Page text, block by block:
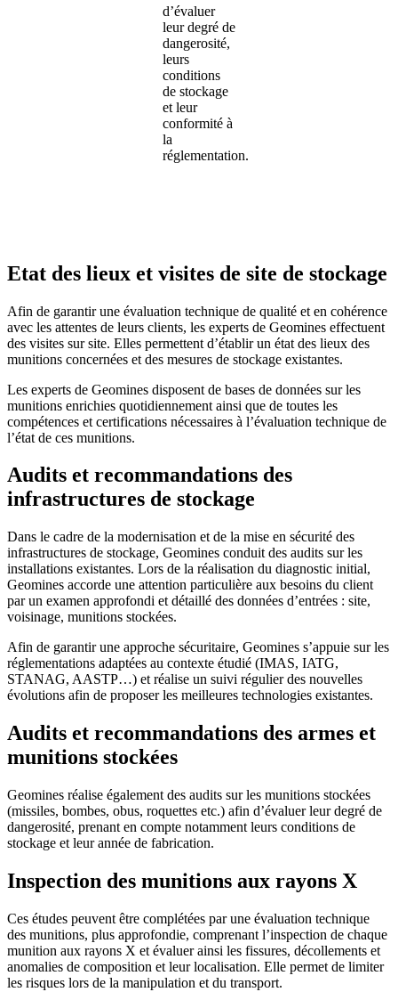
d’évaluer
leur degré de
dangerosité,
leurs
conditions
de stockage
et leur
conformité à
la
réglementation.
Etat des lieux et visites de site de stockage
Afin de garantir une évaluation technique de qualité et en cohérence
avec les attentes de leurs clients, les experts de Geomines effectuent
des visites sur site. Elles permettent d’établir un état des lieux des
munitions concernées et des mesures de stockage existantes.
Les experts de Geomines disposent de bases de données sur les
munitions enrichies quotidiennement ainsi que de toutes les
compétences et certifications nécessaires à l’évaluation technique de
l’état de ces munitions.
Audits et recommandations des
infrastructures de stockage
Dans le cadre de la modernisation et de la mise en sécurité des
infrastructures de stockage, Geomines conduit des audits sur les
installations existantes. Lors de la réalisation du diagnostic initial,
Geomines accorde une attention particulière aux besoins du client
par un examen approfondi et détaillé des données d’entrées : site,
voisinage, munitions stockées.
Afin de garantir une approche sécuritaire, Geomines s’appuie sur les
réglementations adaptées au contexte étudié (IMAS, IATG,
STANAG, AASTP…) et réalise un suivi régulier des nouvelles
évolutions afin de proposer les meilleures technologies existantes.
Audits et recommandations des armes et
munitions stockées
Geomines réalise également des audits sur les munitions stockées
(missiles, bombes, obus, roquettes etc.) afin d’évaluer leur degré de
dangerosité, prenant en compte notamment leurs conditions de
stockage et leur année de fabrication.
Inspection des munitions aux rayons X
Ces études peuvent être complétées par une évaluation technique
des munitions, plus approfondie, comprenant l’inspection de chaque
munition aux rayons X et évaluer ainsi les fissures, décollements et
anomalies de composition et leur localisation. Elle permet de limiter
les risques lors de la manipulation et du transport.